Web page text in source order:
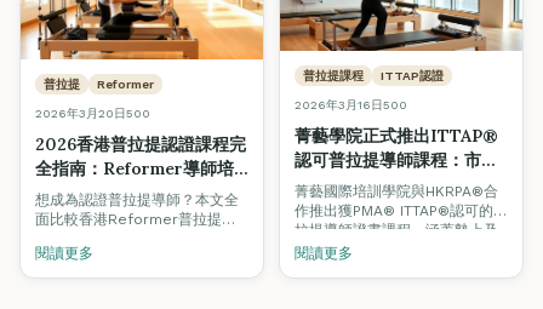
普拉提 Reformer
2026年3月20日500
2026香港普拉提認證課程完
全指南：Reformer導師培
訓費用、認證及就業前景
想成為認證普拉提導師？本文全
面比較香港Reformer普拉提課
vs Reformer分別，以及就業薪
酬前景。了解HKRPA®與Fine
閱讀更多
普拉提課程 ITTAP認證
2026年3月16日500
菁藝學院正式推出ITTAP®
認可普拉提導師課程：市場
趨勢、薪酬前景與入行指南
菁藝國際培訓學院與HKRPA®合
作推出獲PMA® ITTAP®認可的普
拉提導師證書課程，涵蓋墊上及
器械普拉提，由註冊物理治療師
閱讀更多